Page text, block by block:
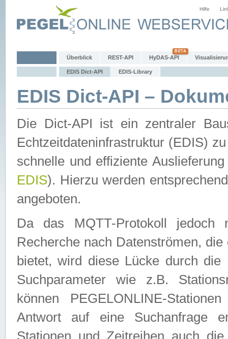
Hilfe
Überblick REST-API HyDAS-API
EDIS Dict-API EDIS-Library
EDIS Dict-API –
Die Dict-API ist ein zentraler
Echtzeitdateninfrastruktur (EDIS)
schnelle und effiziente
EDIS). Hierzu werden
angeboten.
Da das MQTT-Protokoll jedoch
Recherche nach Datenströmen,
bietet, wird diese Lücke durch die
Suchparameter wie z.B.
können PEGELONLINE-
Antwort auf eine Suchanfrage
Stationen und Zeitreihen auch